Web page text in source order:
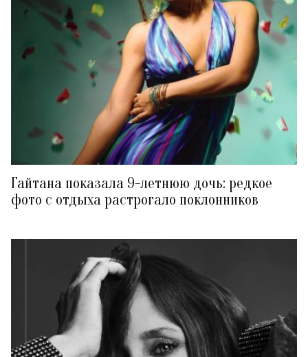
Гайтана показала 9-летнюю дочь: редкое
фото с отдыха растрогало поклонников